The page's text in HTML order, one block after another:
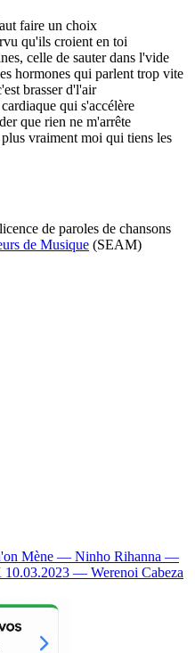
faire un choix
qu'ils croient en toi
celle de sauter dans l'vide
hormones qui parlent trop vite
brasser d'l'air
qui s'accélère
que rien ne m'arrête
vraiment moi qui tiens les
de paroles de chansons
de Musique (SEAM)
Mène — Ninho Rihanna —
10.03.2023 — Werenoi Cabeza